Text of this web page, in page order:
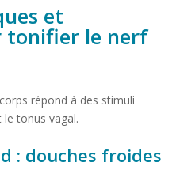
et
tonifier le nerf
répond à des stimuli
tonus vagal.
: douches froides